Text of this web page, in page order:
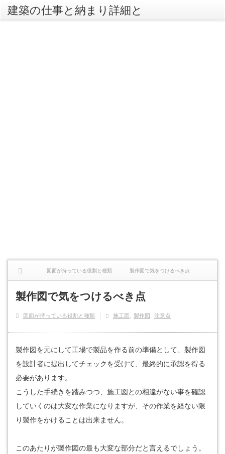
建築の仕事と納まり詳細と
図面が持っている役割と種類 製作図で気をつけるべき点
製作図で気をつけるべき点
図面が持っている役割と種類 施工図 製作図 注意点
製作図を元にして工場で製品を作る前の準備として、製作図
を設計者に提出してチェックを受けて、最終的に承認を得る
必要があります。
こうした手続きを踏みつつ、施工図との相違がない事を確認
していくのは大変な作業になりますが、その作業を経ない限
り製作をかけることは出来ません。
このあたりが製作図の最も大変な部分だと言えるでしょう。